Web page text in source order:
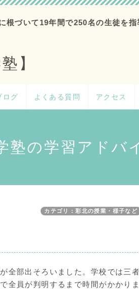
根づいて19年間で250名の生徒を指
】
ログ よくある質問 アクセス
塾の学習アドバ
カテゴリ：彩北の授業・様子など
全部出そろいました。学校では三者
全員が判明するまで時間がかかりま